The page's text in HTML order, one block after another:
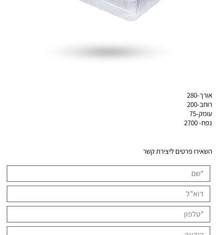
אורך-280
רוחב-200
עומק-75
נפח- 2700
השאירו פרטים ליצירת קשר